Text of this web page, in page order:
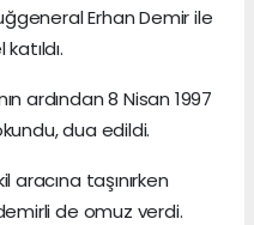
Erhan Demir ile
ardından 8 Nisan 1997
dua edildi.
taşınırken
de omuz verdi.